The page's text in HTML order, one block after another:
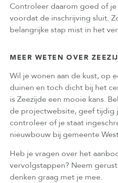
Controleer daarom goed of
voordat de inschrijving sluit.
belangrijke stap mist in het
MEER WETEN OVER
Wil je wonen aan de kust, op
duinen en toch dicht bij het
is Zeezijde een mooie kans.
de projectwebsite, geef tijdig
controleer of je staat
nieuwbouw bij gemeente
Heb je vragen over het
vervolgstappen? Neem gerust
denken graag met je mee.